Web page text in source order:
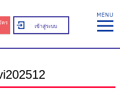
คร
เข้าสู่ระบบ